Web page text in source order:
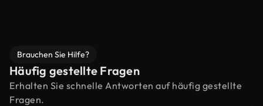
Brauchen Sie Hilfe?
Häufig gestellte Fragen
Erhalten Sie schnelle Antworten auf häufig gestellte
Fragen.